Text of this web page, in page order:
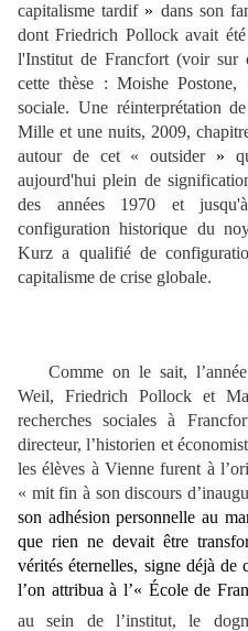
capitalisme tardif » dans son
dont Friedrich Pollock avait
l'Institut de Francfort (voir sur
cette thèse : Moishe Postone,
sociale. Une réinterprétation
Mille et une nuits, 2009,
autour de cet
« outsider »
aujourd'hui plein de
des années 1970 et
configuration historique du
Kurz a qualifié de
capitalisme de crise globale.
Comme on le sait,
Weil, Friedrich Pollock et
recherches sociales à
directeur, l’historien et
les élèves à Vienne furent à
« mit fin à son discours
son adhésion personnelle au
que rien ne devait être
vérités éternelles, signe déjà
l’on attribua à l’« École de
au sein de l’institut, le